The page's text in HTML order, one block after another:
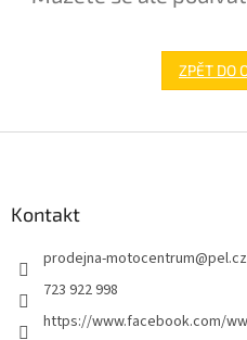
ZPĚT DO
Kontakt
prodejna-motocentrum@pel.cz
723 922 998
https://www.facebook.com/